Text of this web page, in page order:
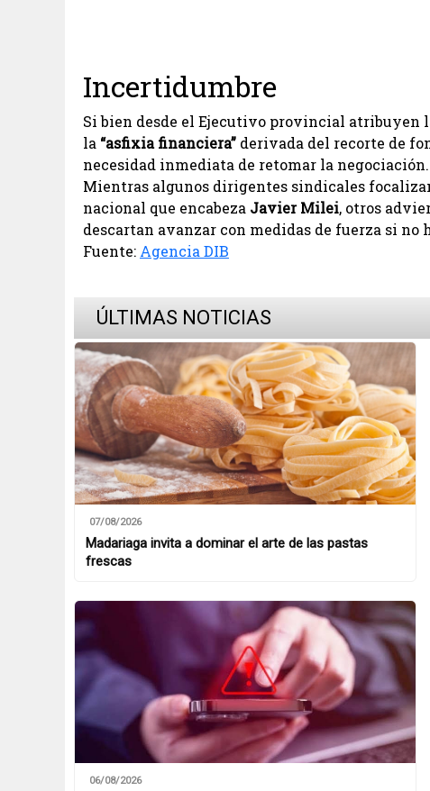
Incertidumbre
Si bien desde el Ejecutivo provincial atribuyen
la “asfixia financiera” derivada del recorte de
necesidad inmediata de retomar la negociación.
Mientras algunos dirigentes sindicales
nacional que encabeza Javier Milei, otros
descartan avanzar con medidas de fuerza si no
Fuente: Agencia DIB
ÚLTIMAS NOTICIAS
07/08/2026
Madariaga invita a dominar el arte de las pastas
frescas
06/08/2026